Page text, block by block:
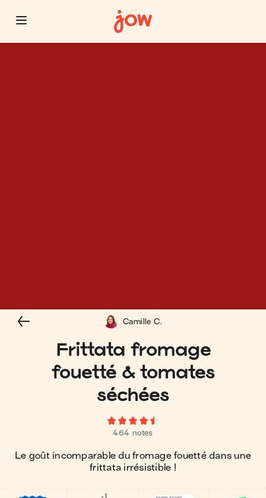
Frittata fromage
fouetté & tomates
séchées
464 notes
Le goût incomparable du fromage fouetté dans une
frittata irrésistible !
Camille C.